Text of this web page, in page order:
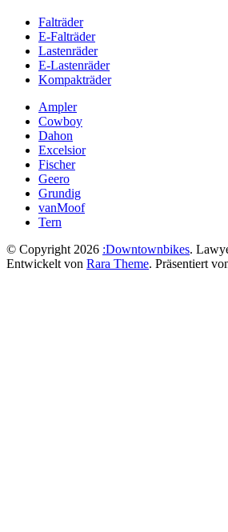
Falträder
E-Falträder
Lastenräder
E-Lastenräder
Kompakträder
Ampler
Cowboy
Dahon
Excelsior
Fischer
Geero
Grundig
vanMoof
Tern
© Copyright 2026 :Downtownbikes.
Entwickelt von Rara Theme. Präsentiert